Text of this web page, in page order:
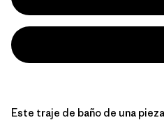
Este traje de baño de una